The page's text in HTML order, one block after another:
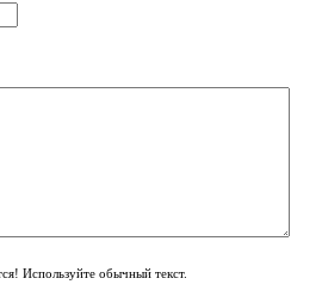
Используйте обычный текст.